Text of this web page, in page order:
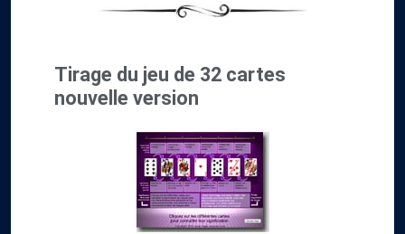
Tirage du jeu de 32 cartes
nouvelle version